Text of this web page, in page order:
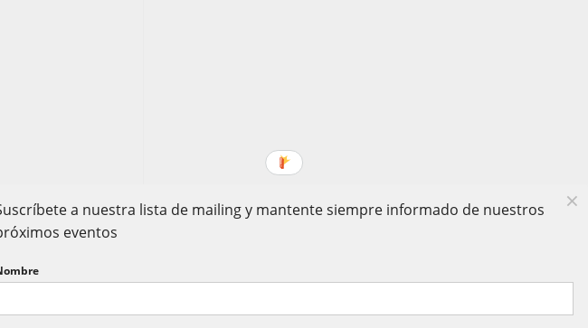
a nuestra lista de mailing y mantente siempre informado de nuestros
eventos